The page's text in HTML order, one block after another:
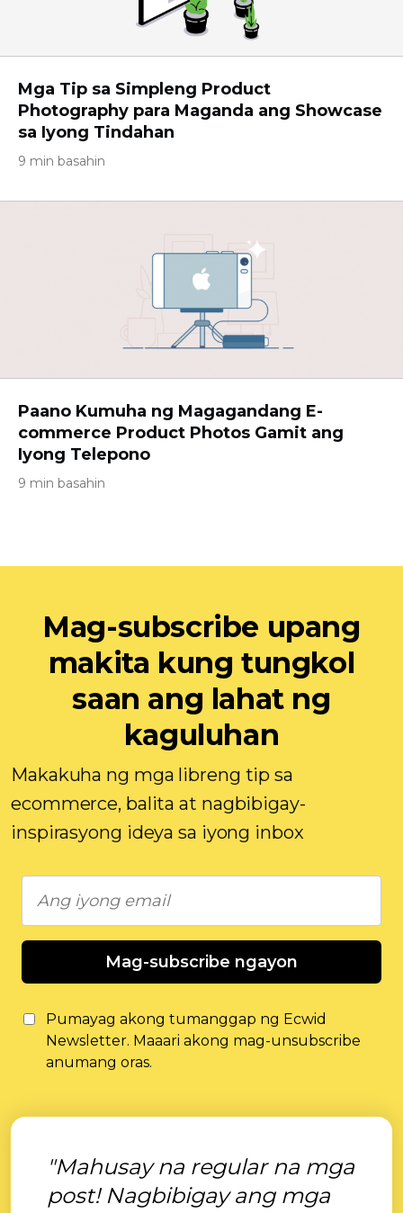
Mga Tip sa Simpleng Product
Photography para Maganda ang Showcase
sa Iyong Tindahan
9 min basahin
Paano Kumuha ng Magagandang E-
commerce Product Photos Gamit ang
Iyong Telepono
9 min basahin
Mag-subscribe upang
makita kung tungkol
saan ang lahat ng
kaguluhan
Makakuha ng mga libreng tip sa
ecommerce, balita at nagbibigay-
inspirasyong ideya sa iyong inbox
Mag-subscribe ngayon
Pumayag akong tumanggap ng Ecwid
Newsletter. Maaari akong mag-unsubscribe
anumang oras.
"Mahusay na regular na mga
post! Nagbibigay ang mga